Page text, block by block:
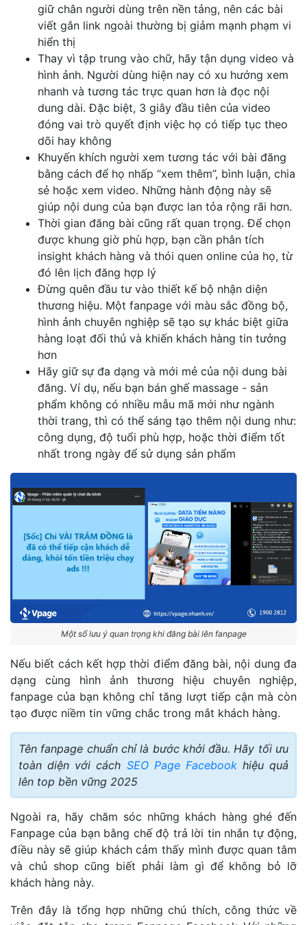
giữ chân người dùng trên nền tảng, nên các bài
viết gắn link ngoài thường bị giảm mạnh phạm vi
hiển thị
Thay vì tập trung vào chữ, hãy tận dụng video và
hình ảnh. Người dùng hiện nay có xu hướng xem
nhanh và tương tác trực quan hơn là đọc nội
dung dài. Đặc biệt, 3 giây đầu tiên của video
đóng vai trò quyết định việc họ có tiếp tục theo
dõi hay không
Khuyến khích người xem tương tác với bài đăng
bằng cách để họ nhấp “xem thêm”, bình luận, chia
sẻ hoặc xem video. Những hành động này sẽ
giúp nội dung của bạn được lan tỏa rộng rãi hơn.
Thời gian đăng bài cũng rất quan trọng. Để chọn
được khung giờ phù hợp, bạn cần phân tích
insight khách hàng và thói quen online của họ, từ
đó lên lịch đăng hợp lý
Đừng quên đầu tư vào thiết kế bộ nhận diện
thương hiệu. Một fanpage với màu sắc đồng bộ,
hình ảnh chuyên nghiệp sẽ tạo sự khác biệt giữa
hàng loạt đối thủ và khiến khách hàng tin tưởng
hơn
Hãy giữ sự đa dạng và mới mẻ của nội dung bài
đăng. Ví dụ, nếu bạn bán ghế massage - sản
phẩm không có nhiều mẫu mã mới như ngành
thời trang, thì có thể sáng tạo thêm nội dung như:
công dụng, độ tuổi phù hợp, hoặc thời điểm tốt
nhất trong ngày để sử dụng sản phẩm
Một số lưu ý quan trọng khi đăng bài lên fanpage
Nếu biết cách kết hợp thời điểm đăng bài, nội dung đa
dạng cùng hình ảnh thương hiệu chuyên nghiệp,
fanpage của bạn không chỉ tăng lượt tiếp cận mà còn
tạo được niềm tin vững chắc trong mắt khách hàng.
Tên fanpage chuẩn chỉ là bước khởi đầu. Hãy tối ưu
toàn diện với cách SEO Page Facebookhiệu quả
lên top bền vững 2025
Ngoài ra, hãy chăm sóc những khách hàng ghé đến
Fanpage của bạn bằng chế độ trả lời tin nhắn tự động,
điều này sẽ giúp khách cảm thấy mình được quan tâm
và chủ shop cũng biết phải làm gì để không bỏ lỡ
khách hàng này.
Trên đây là tổng hợp những chú thích, công thức về